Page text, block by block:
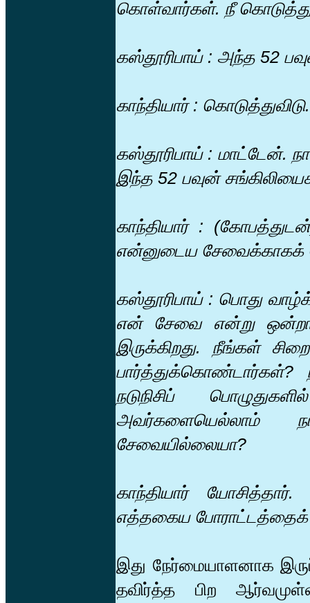
கொள்வார்கள். நீ
கஸ்தூரிபாய் : அந்த 52
காந்தியார் : கொடுத்துவிடு.
கஸ்தூரிபாய் : மாட்டேன்.
இந்த 52 பவுன்
காந்தியார் :
என்னுடைய சேவைக்காகக்
கஸ்தூரிபாய் : பொது
என் சேவை என்று
இருக்கிறது. நீங்கள்
நடுநிசிப்
அவர்களையெல்லாம்
சேவையில்லையா?
காந்தியார்
எத்தகைய போராட்டத்தைக்
இது நேர்மையாளனாக
தவிர்த்த பிற